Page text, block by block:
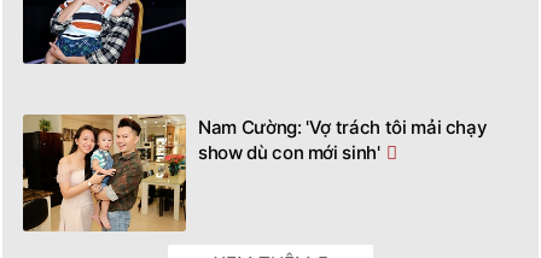
Nam Cường: 'Vợ trách tôi mải chạy
show dù con mới sinh'